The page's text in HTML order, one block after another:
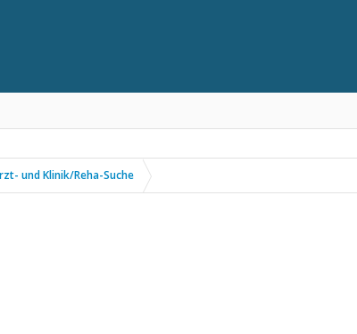
und Klinik/Reha-Suche